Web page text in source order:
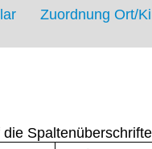
Zuordnung Ort/